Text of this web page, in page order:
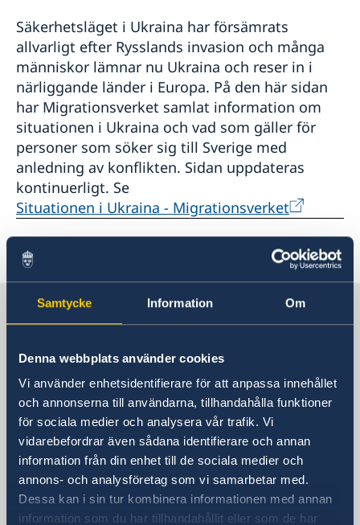
Samtycke Information Om
Denna webbplats använder cookies
Vi använder enhetsidentifierare för att anpassa innehållet
och annonserna till användarna, tillhandahålla funktioner
för sociala medier och analysera vår trafik. Vi
vidarebefordrar även sådana identifierare och annan
information från din enhet till de sociala medier och
annons- och analysföretag som vi samarbetar med.
Dessa kan i sin tur kombinera informationen med annan
information som du har tillhandahållit eller som de har
Säkerhetsläget i Ukraina har försämrats
allvarligt efter Rysslands invasion och många
människor lämnar nu Ukraina och reser in i
närliggande länder i Europa. På den här sidan
har Migrationsverket samlat information om
situationen i Ukraina och vad som gäller för
personer som söker sig till Sverige med
anledning av konflikten. Sidan uppdateras
kontinuerligt. Se
Situationen i Ukraina - Migrationsverket
Senast uppdaterad 09 mars 2022, 18.05
Sverige i Spanien
Sveriges ambassad
Besöksadress
Calle Caracas, 25
Madrid
Postadress
Embajada de Suecia
Calle Caracas, 25
ES-28010 Madrid